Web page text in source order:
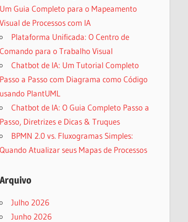
Um Guia Completo para o Mapeamento
Visual de Processos com IA
Plataforma Unificada: O Centro de
Comando para o Trabalho Visual
Chatbot de IA: Um Tutorial Completo
Passo a Passo com Diagrama como Código
usando PlantUML
Chatbot de IA: O Guia Completo Passo a
Passo, Diretrizes e Dicas & Truques
BPMN 2.0 vs. Fluxogramas Simples:
Quando Atualizar seus Mapas de Processos
Arquivo
Julho 2026
Junho 2026